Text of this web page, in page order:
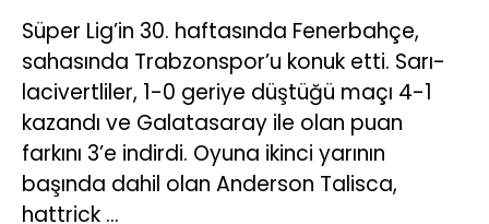
Süper Lig’in 30. haftasında Fenerbahçe,
sahasında Trabzonspor’u konuk etti. Sarı-
lacivertliler, 1-0 geriye düştüğü maçı 4-1
kazandı ve Galatasaray ile olan puan
farkını 3’e indirdi. Oyuna ikinci yarının
başında dahil olan Anderson Talisca,
hattrick …